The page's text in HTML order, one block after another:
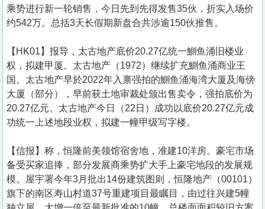
乘势进行新一轮销售，今日先到先得发售35伙，折实入场价
约542万。总括3天长假期新盘合共涉逾150伙推售。
【HK01】报导，太古地产底价20.27亿统一鰂鱼涌旧楼业
权，拟建甲厦。太古地产（1972）继续扩充鰂鱼涌商业王
国。太古地产早於2022年入禀强拍的鰂鱼涌海湾大厦及海傍
大厦（部分），早前获土地审裁处颁出售卖令，强拍底价为
20.27亿元。太古地产今日（22日）成功以底价20.27亿元成
功统一上述地段业权，拟建一幢甲级写字楼。
【信报】称，恒隆前美领馆宿舍地，准建10洋房。豪宅市场
备受买家追捧，部分发展商乘势扩大手上豪宅地段的发展规
模。屋宇署今年3月批出14份建筑图则，恒隆地产（00101）
旗下的南区寿山村道37号重建项目最瞩目，由过往兴建5幢